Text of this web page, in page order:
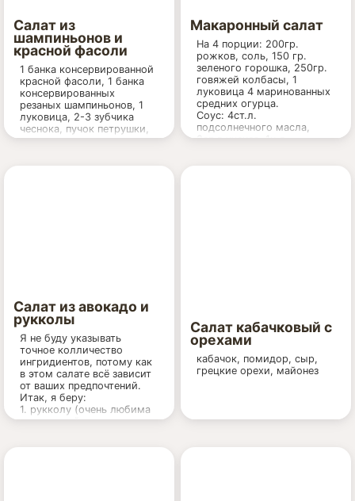
Салат из
шампиньонов и
красной фасоли
1 банка консервированной
красной фасоли, 1 банка
консервированных
резаных шампиньонов, 1
луковица, 2-3 зубчика
чеснока, пучок петрушки,
полпучка укропа, растит.
Макаронный салат
На 4 порции: 200гр.
рожков, соль, 150 гр.
зеленого горошка, 250гр.
говяжей колбасы, 1
луковица 4 маринованных
средних огурца.
Соус: 4ст.л.
подсолнечного масла,
2ст.л уксуса, 1ч.л.
Салат из авокадо и
рукколы
Я не буду указывать
точное колличество
ингридиентов, потому как
в этом салате всё зависит
от ваших предпочтений.
Итак, я беру:
1. рукколу (очень любима
она в нашей семье,
Салат кабачковый с
орехами
кабачок, помидор, сыр,
грецкие орехи, майонез